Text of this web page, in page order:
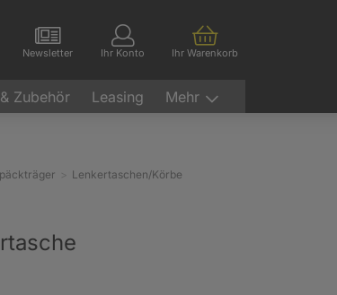
Newsletter Ihr Konto Ihr Warenkorb
Zubehör Leasing Mehr
Lenkertaschen/Körbe